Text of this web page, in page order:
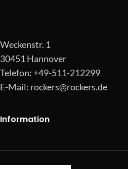
Weckenstr. 1
30451 Hannover
Telefon: +49-511-212299
E-Mail: rockers@rockers.de
Information